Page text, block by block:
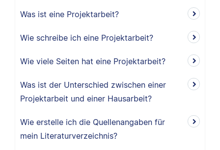
Was ist eine Projektarbeit?
Wie schreibe ich eine Projektarbeit?
Wie viele Seiten hat eine Projektarbeit?
Was ist der Unterschied zwischen einer
Projektarbeit und einer Hausarbeit?
Wie erstelle ich die Quellenangaben für
mein Literaturverzeichnis?